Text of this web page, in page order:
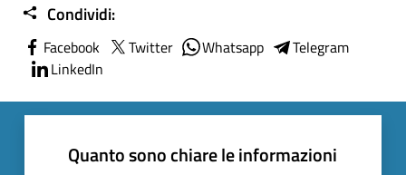
Condividi:
Facebook Twitter Whatsapp
Telegram
LinkedIn
Quanto sono chiare le informazioni